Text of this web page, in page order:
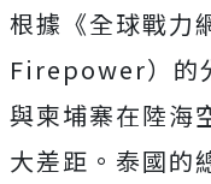
根據《全球戰力
Firepower）的
與柬埔寨在陸海
大差距。泰國的